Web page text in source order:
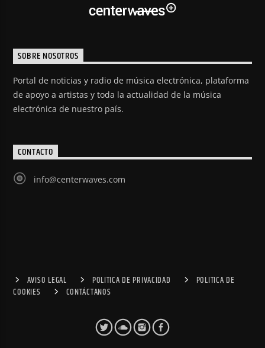
SOBRE NOSOTROS
Portal de noticias y radio de música electrónica, plataforma
de apoyo a artistas y toda la actualidad de la música
electrónica de nuestro país.
CONTACTO
info@centerwaves.com
AVISO LEGAL POLITICA DE PRIVACIDAD
POLITICA DE
COOKIES
CONTÁCTANOS